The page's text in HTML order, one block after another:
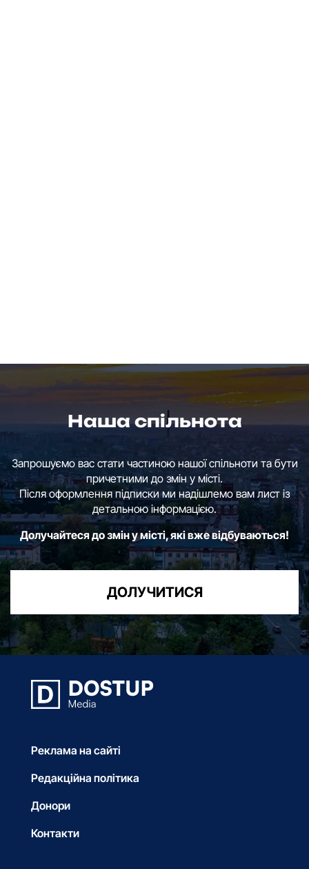
Наша спільнота
Запрошуємо вас стати частиною нашої спільноти та бути
причетними до змін у місті.
Після оформлення підписки ми надішлемо вам лист із
детальною інформацією.
Долучайтеся до змін у місті, які вже відбуваються!
ДОЛУЧИТИСЯ
Реклама на сайті
Редакційна політика
Донори
Контакти